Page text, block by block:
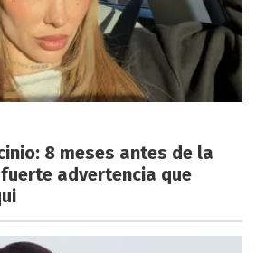
8 meses antes de la
advertencia que